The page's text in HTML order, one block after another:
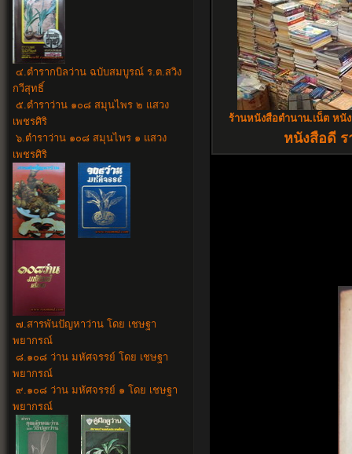
๔.ตำรากบิลว่าน ฉบับสมบูรณ์ ร.ต.สวิง
กวีสุทธิ์
๕.ตำราว่าน ๑๐๘ สมุนไพร ๒ แสวง
เพชรศิริ
๖.ตำราว่าน ๑๐๘ สมุนไพร ๑ แสวง
เพชรศิริ
๗.สารพันปัญหาว่าน โดย เชษฐา
พยากรณ์
๘.๑๐๘ ว่าน มหัศจรรย์ โดย เชษฐา
พยากรณ์
๙.๑๐๘ ว่าน มหัศจรรย์ ๑ โดย เชษฐา
พยากรณ์
ร้านหนังสือตำนาน.เน็ต หนั
หนังสือดี ร